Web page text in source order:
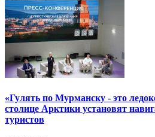
«Гулять по Мурманску - это
столице Арктики установят
туристов